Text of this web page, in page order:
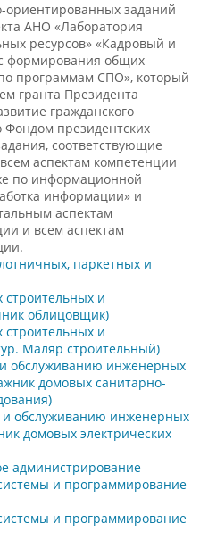
ориентированных заданий
АНО «Лаборатория
ресурсов» «Кадровый и
формирования общих
программам СПО», который
гранта Президента
гражданского
Фондом президентских
соответствующие
аспектам компетенции
по информационной
информации» и
аспектам
и всем аспектам
паркетных и
строительных и
облицовщик)
строительных и
Маляр строительный)
обслуживанию инженерных
домовых санитарно-
и обслуживанию инженерных
домовых электрических
администрирование
и программирование
и программирование